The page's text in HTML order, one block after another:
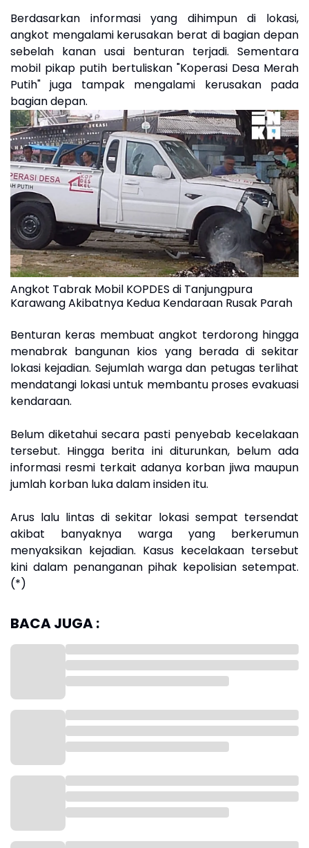
Berdasarkan informasi yang dihimpun di lokasi,
angkot mengalami kerusakan berat di bagian depan
sebelah kanan usai benturan terjadi. Sementara
mobil pikap putih bertuliskan "Koperasi Desa Merah
Putih" juga tampak mengalami kerusakan pada
bagian depan.
Angkot Tabrak Mobil KOPDES di Tanjungpura
Karawang Akibatnya Kedua Kendaraan Rusak Parah
Benturan keras membuat angkot terdorong hingga
menabrak bangunan kios yang berada di sekitar
lokasi kejadian. Sejumlah warga dan petugas terlihat
mendatangi lokasi untuk membantu proses evakuasi
kendaraan.
Belum diketahui secara pasti penyebab kecelakaan
tersebut. Hingga berita ini diturunkan, belum ada
informasi resmi terkait adanya korban jiwa maupun
jumlah korban luka dalam insiden itu.
Arus lalu lintas di sekitar lokasi sempat tersendat
akibat banyaknya warga yang berkerumun
menyaksikan kejadian. Kasus kecelakaan tersebut
kini dalam penanganan pihak kepolisian setempat.
(*)
BACA JUGA :